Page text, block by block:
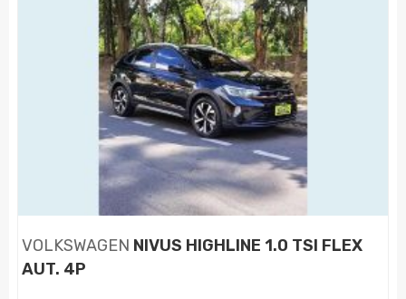
VOLKSWAGEN NIVUS HIGHLINE 1.0 TSI FLEX
AUT. 4P